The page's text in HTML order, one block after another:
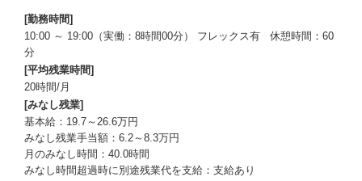
[勤務時間]
10:00 ～ 19:00（実働：8時間00分） フレックス有 休憩時間：60
分
[平均残業時間]
20時間/月
[みなし残業]
基本給：19.7～26.6万円
みなし残業手当額：6.2～8.3万円
月のみなし時間：40.0時間
みなし時間超過時に別途残業代を支給：支給あり